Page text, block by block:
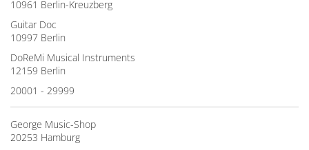
10961 Berlin-Kreuzberg
Guitar Doc
10997 Berlin
DoReMi Musical Instruments
12159 Berlin
20001 - 29999
George Music-Shop
20253 Hamburg